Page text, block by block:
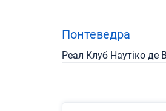
Понтеведра
Реал Клуб Наутіко де